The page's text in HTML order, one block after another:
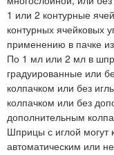
1 или 2 контурные
контурных ячейковых
применению в пачке
По 1 мл или 2 мл в
градуированные или
колпачком или без
колпачком или без
дополнительным
Шприцы с иглой могут
автоматическим или